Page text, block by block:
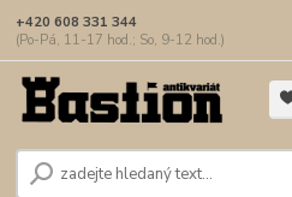
+420 608 331 344
(Po-Pá, 11-17 hod.; So, 9-12 hod.)